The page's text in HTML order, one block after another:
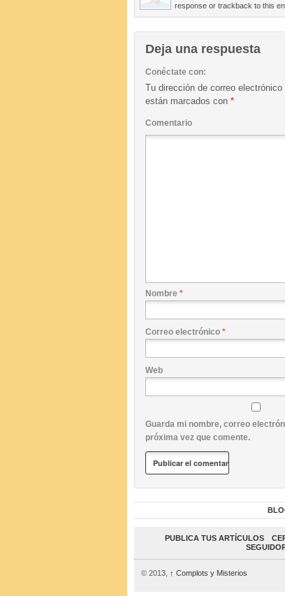
response or trackback to this
Deja una respuesta
Conéctate con:
Tu dirección de correo electrónico
están marcados con *
Comentario
Nombre *
Correo electrónico *
Web
Guarda mi nombre, correo
próxima vez que comente.
PUBLICA TUS ARTÍCULOS
© 2013, ↑ Complots y Misterios